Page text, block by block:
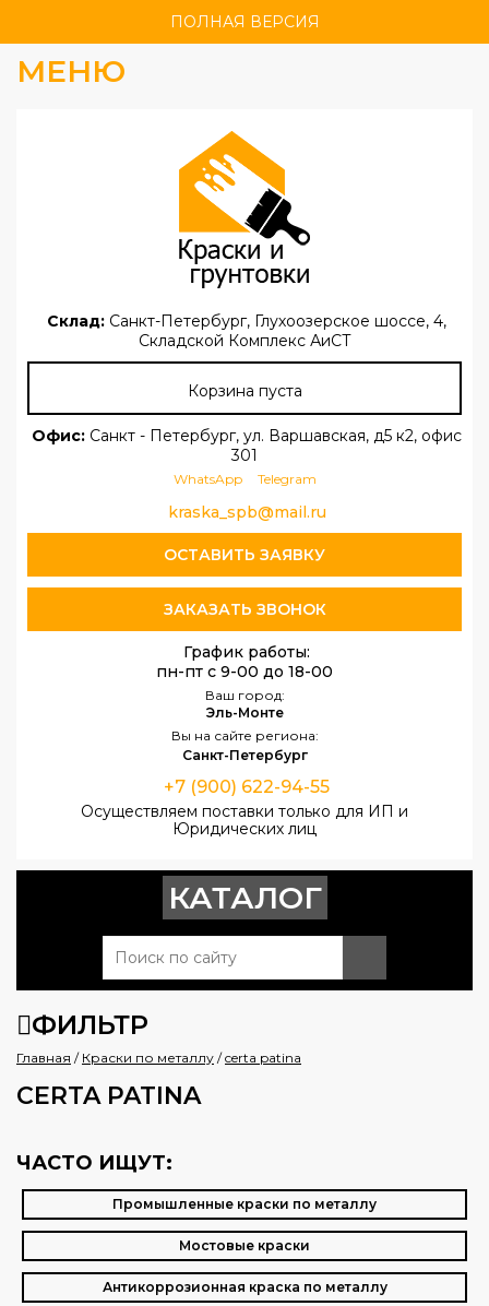
ПОЛНАЯ ВЕРСИЯ
МЕНЮ
Склад: Санкт-Петербург, Глухоозерское шоссе, 4,
Складской Комплекс АиСТ
Корзина пуста
Офис: Санкт - Петербург, ул. Варшавская, д5 к2, офис
301
WhatsApp Telegram
kraska_spb@mail.ru
ОСТАВИТЬ ЗАЯВКУ
ЗАКАЗАТЬ ЗВОНОК
График работы:
пн-пт с 9-00 до 18-00
Ваш город:
Эль-Монте
Вы на сайте региона:
Санкт-Петербург
+7 (900) 622-94-55
Осуществляем поставки только для ИП и
Юридических лиц
КАТАЛОГ
ФИЛЬТР
Главная / Краски по металлу /certa patina
CERTA PATINA
ЧАСТО ИЩУТ:
Промышленные краски по металлу
Мостовые краски
Антикоррозионная краска по металлу